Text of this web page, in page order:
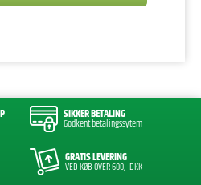
SIKKER BETALING
Godkent betalingssytem
GRATIS LEVERING
VED KØB OVER 600,- DKK